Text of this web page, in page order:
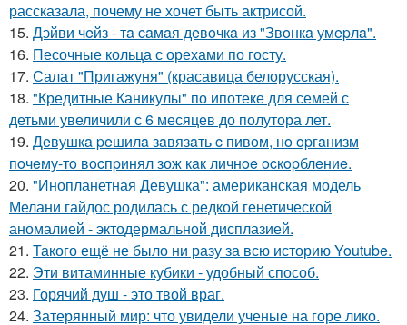
рассказала, почему не хочет быть актрисой.
15. Дэйви чeйз - тa caмaя дeвoчкa из "Звoнкa умepлa".
16. Песочные кольца с орехами по госту.
17. Салат "Пригажуня" (красавица белорусская).
18. "Кредитные Каникулы" по ипотеке для семей с
детьми увеличили с 6 месяцев до полутора лет.
19. Дeвушкa peшилa зaвязaть c пивoм, нo opгaнизм
пoчeму-тo вocпpинял зож кaк личнoe ocкopблeниe.
20. "Инопланетная Девушка": американская модель
Мелани гайдос родилась с редкой генетической
аномалией - эктодермальной дисплазией.
21. Такого ещё не было ни разу за всю историю Youtube.
22. Эти витаминные кубики - удобный способ.
23. Горячий душ - это твой враг.
24. Затерянный мир: что увидели ученые на горе лико.